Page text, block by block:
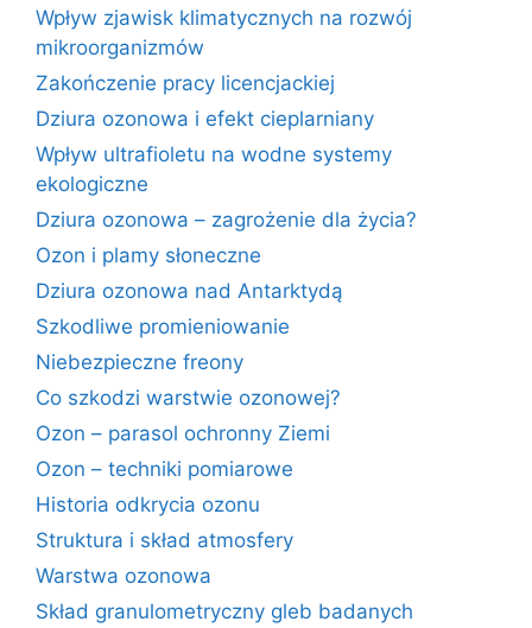
Wpływ zjawisk klimatycznych na rozwój
mikroorganizmów
Zakończenie pracy licencjackiej
Dziura ozonowa i efekt cieplarniany
Wpływ ultrafioletu na wodne systemy
ekologiczne
Dziura ozonowa – zagrożenie dla życia?
Ozon i plamy słoneczne
Dziura ozonowa nad Antarktydą
Szkodliwe promieniowanie
Niebezpieczne freony
Co szkodzi warstwie ozonowej?
Ozon – parasol ochronny Ziemi
Ozon – techniki pomiarowe
Historia odkrycia ozonu
Struktura i skład atmosfery
Warstwa ozonowa
Skład granulometryczny gleb badanych